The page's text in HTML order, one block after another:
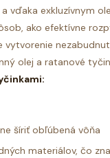
vďaka exkluzívnym
ako efektívne
vytvorenie
olej a ratanové
šíriť obľúbená vôňa
materiálov, čo